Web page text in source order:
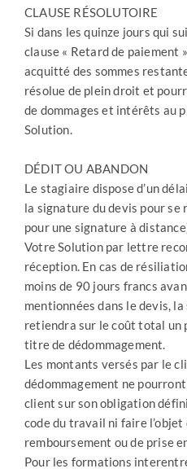
CLAUSE RÉSOLUTOIRE
Si dans les quinze jours qui
clause « Retard de paiement
acquitté des sommes
résolue de plein droit et
de dommages et intérêts au
Solution.
DÉDIT OU ABANDON
Le stagiaire dispose d’un
la signature du devis pour
pour une signature à
Votre Solution par lettre
réception. En cas de
moins de 90 jours francs
mentionnées dans le devis,
retiendra sur le coût total un
titre de dédommagement.
Les montants versés par le
dédommagement ne
client sur son obligation
code du travail ni faire l’objet
remboursement ou de prise
Pour les formations